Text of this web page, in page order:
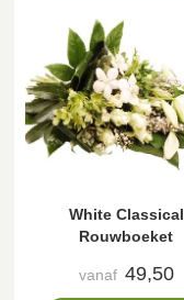
White Classical
Rouwboeket
vanaf 49,50